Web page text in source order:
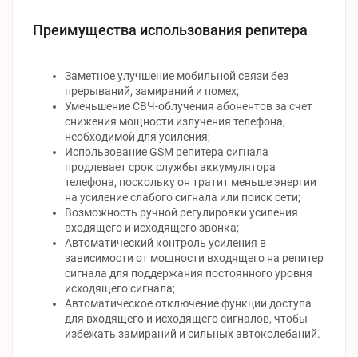
Преимущества использования репитера
Заметное улучшение мобильной связи без
прерываний, замираний и помех;
Уменьшение СВЧ-облучения абонентов за счет
снижения мощности излучения телефона,
необходимой для усиления;
Использование GSM репитера сигнала
продлевает срок службы аккумулятора
телефона, поскольку он тратит меньше энергии
на усиление слабого сигнала или поиск сети;
Возможность ручной регулировки усиления
входящего и исходящего звонка;
Автоматический контроль усиления в
зависимости от мощности входящего на репитер
сигнала для поддержания постоянного уровня
исходящего сигнала;
Автоматическое отключение функции доступа
для входящего и исходящего сигналов, чтобы
избежать замираний и сильных автоколебаний.